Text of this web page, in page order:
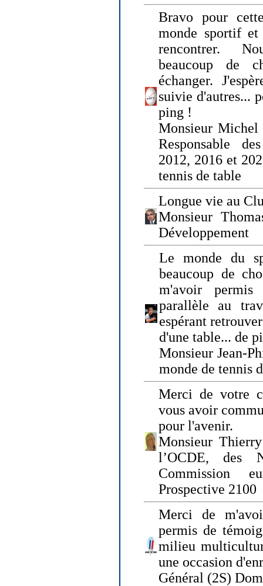
Bravo pour
monde sportif
rencontrer.
beaucoup de
échanger.
suivie d'autres...
ping !
Monsieur
Responsable
2012, 2016 et
tennis de table
Longue vie au
Monsieur
Développement
Le monde du
beaucoup de
m'avoir
parallèle au
espérant
d'une table... de
Monsieur Jean-
monde de tennis
Merci de votre
vous avoir
pour l'avenir.
Monsieur
l’OCDE, des
Commission
Prospective 2100
Merci de
permis de
milieu
une occasion
Général (2S)